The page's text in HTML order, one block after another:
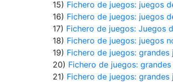
15) Fichero de juegos: juegos
16) Fichero de juegos: juegos
17) Fichero de juegos: Juegos
18) Fichero de juegos: juegos
19) Fichero de juegos:
20) Fichero de juegos:
21) Fichero de juegos: